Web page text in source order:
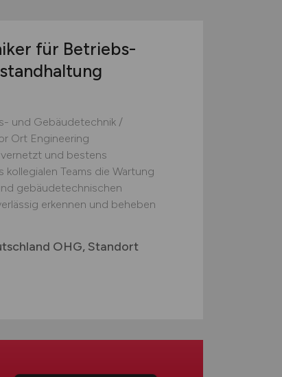
für Betriebs-
und Gebäudetechnik /
Ort Engineering
und bestens
kollegialen Teams die Wartung
gebäudetechnischen
erkennen und beheben
OHG, Standort